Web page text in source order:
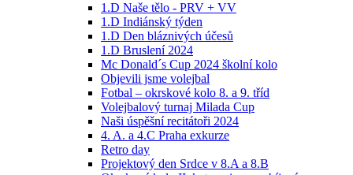
1.D Naše tělo - PRV + VV
1.D Indiánský týden
1.D Den bláznivých účesů
1.D Bruslení 2024
Mc Donald´s Cup 2024 školní kolo
Objevili jsme volejbal
Fotbal – okrskové kolo 8. a 9. tříd
Volejbalový turnaj Milada Cup
Naši úspěšní recitátoři 2024
4. A. a 4.C Praha exkurze
Retro day
Projektový den Srdce v 8.A a 8.B